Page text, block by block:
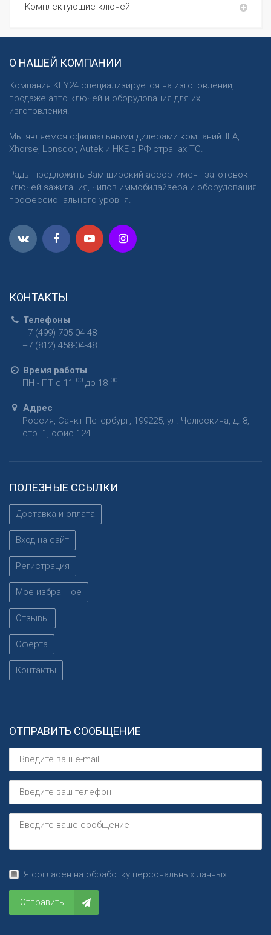
Комплектующие ключей
О НАШЕЙ КОМПАНИИ
Компания KEY24 специализируется на изготовлении,
продаже авто ключей и оборудования для их
изготовления.
Мы являемся официальными дилерами компаний: IEA,
Xhorse, Lonsdor, Autek и HKE в РФ странах ТС.
Рады предложить Вам широкий ассортимент заготовок
ключей зажигания, чипов иммобилайзера и оборудования
профессионального уровня.
КОНТАКТЫ
Телефоны
+7 (499) 705-04-48
+7 (812) 458-04-48
Время работы
ПН - ПТ с 11
00 до 18 00
Адрес
Россия, Санкт-Петербург, 199225, ул. Челюскина, д. 8,
стр. 1, офис 124
ПОЛЕЗНЫЕ ССЫЛКИ
Доставка и оплата
Вход на сайт
Регистрация
Мое избранное
Отзывы
Оферта
Контакты
ОТПРАВИТЬ СООБЩЕНИЕ
Я согласен на обработку персональных данных
Отправить